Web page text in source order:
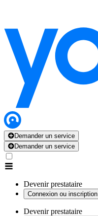
Demander un service
Demander un service
Devenir prestataire
Connexion ou inscription
Devenir prestataire